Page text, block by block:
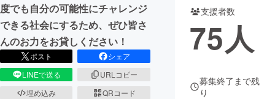
度でも自分の可能性にチャレンジ
できる社会にするため、ぜひ皆さ
んのお力をお貸しください！
ポスト
シェア
LINEで送る
URLコピー
埋め込み
QRコード
支援者数
75人
募集終了まで残
り